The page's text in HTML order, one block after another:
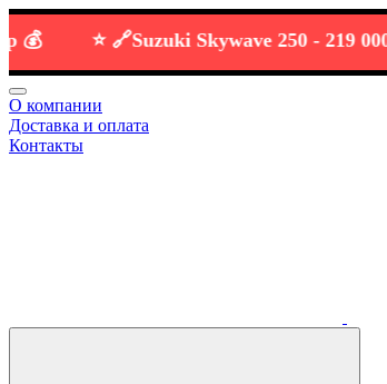
Suzuki Skywave 250 -219 000 р 💰
О компании
Доставка и оплата
Контакты